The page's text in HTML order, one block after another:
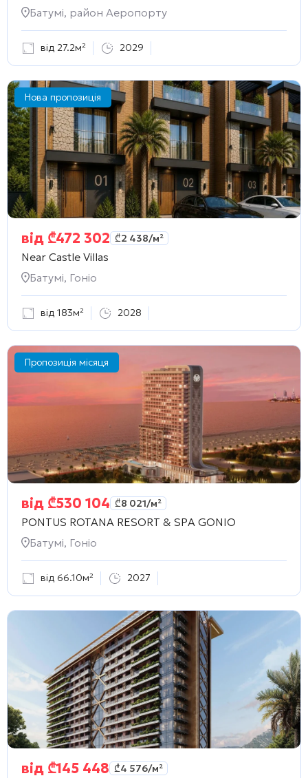
Батумі, район Аеропорту
від 27.2м² 2029
Нова пропозиція
від ₾472 302 ₾2 438/м²
Near Castle Villas
Батумі, Гоніо
від 183м² 2028
Пропозиція місяця
від ₾530 104 ₾8 021/м²
PONTUS ROTANA RESORT & SPA GONIO
Батумі, Гоніо
від 66.10м² 2027
від ₾145 448 ₾4 576/м²